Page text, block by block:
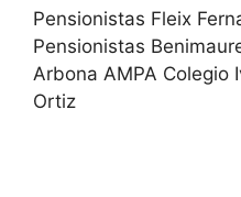
Pensionistas Fleix
Pensionistas
Arbona AMPA Colegio
Ortiz